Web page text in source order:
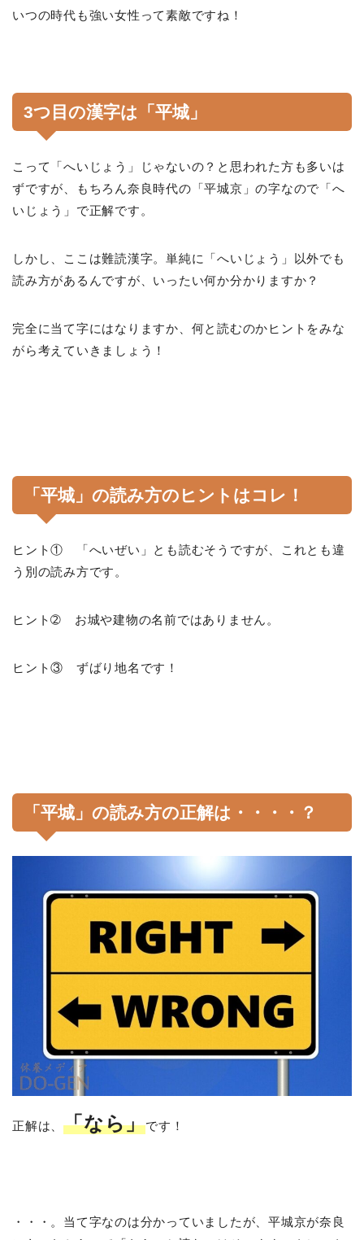
いつの時代も強い女性って素敵ですね！
3つ目の漢字は「平城」
こって「へいじょう」じゃないの？と思われた方も多いは
ずですが、もちろん奈良時代の「平城京」の字なので「へ
いじょう」で正解です。
しかし、ここは難読漢字。単純に「へいじょう」以外でも
読み方があるんですが、いったい何か分かりますか？
完全に当て字にはなりますか、何と読むのかヒントをみな
がら考えていきましょう！
「平城」の読み方のヒントはコレ！
ヒント① 「へいぜい」とも読むそうですが、これとも違
う別の読み方です。
ヒント➁ お城や建物の名前ではありません。
ヒント③ ずばり地名です！
「平城」の読み方の正解は・・・・？
正解は、「なら」です！
・・・。当て字なのは分かっていましたが、平城京が奈良